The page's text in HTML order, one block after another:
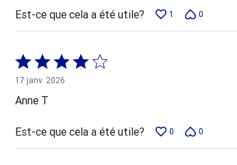
Est-ce que cela a été utile? 1 0
Coté
4 sur
5
17 janv. 2026
Anne T
Est-ce que cela a été utile? 0 0